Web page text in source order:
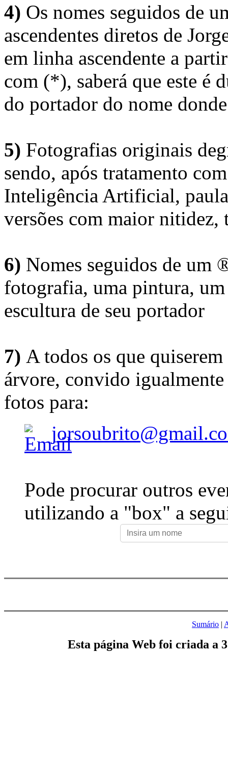
4) Os nomes seguidos de
ascendentes diretos de
em linha ascendente a
com (*), saberá que este é
do portador do nome
5) Fotografias originais
sendo, após tratamento
Inteligência Artificial,
versões com maior nitidez,
6) Nomes seguidos de um
fotografia, uma pintura,
escultura de seu portador
7) A todos os que
árvore, convido
fotos para:
Pode procurar outros
utilizando a "box" a
Sumário |
Esta página Web foi criada a